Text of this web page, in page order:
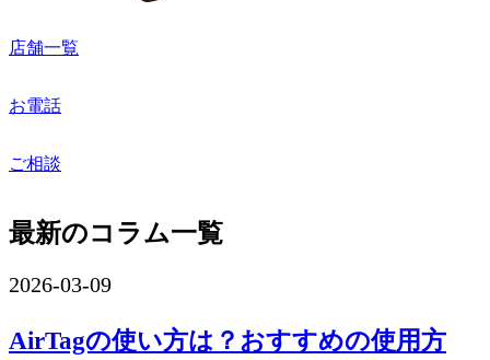
店舗一覧
お電話
ご相談
最新のコラム一覧
2026-03-09
AirTagの使い方は？おすすめの使用方